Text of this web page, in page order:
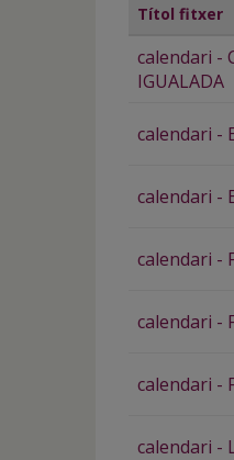
Títol fitxer
calendari -
IGUALADA
calendari -
calendari -
calendari -
calendari -
calendari -
calendari -